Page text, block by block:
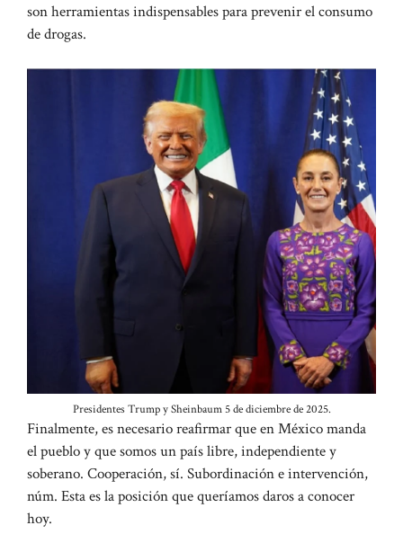
son herramientas indispensables para prevenir el consumo
de drogas.
Presidentes Trump y Sheinbaum 5 de diciembre de 2025.
Finalmente, es necesario reafirmar que en México manda
el pueblo y que somos un país libre, independiente y
soberano. Cooperación, sí. Subordinación e intervención,
núm. Esta es la posición que queríamos daros a conocer
hoy.